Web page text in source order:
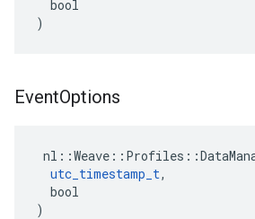
  bool
)
EventOptions
utc_timestamp_t,
  bool
)